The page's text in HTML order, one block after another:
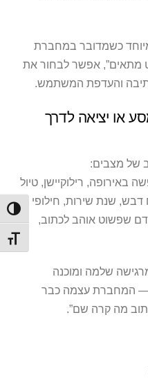
מתג
כשמדובר במחברת
מתאים”, אפשר לבחור את
והעדפת המשתמש.
או יציאה לדרך
של מצבים:
באירופה, רילוקיישן, טיול
שנת שירות, חילופי
שפשוט אוהב לכתוב,
שלמה ומוכנה
— המחברת עצמה כבר
מה קרה שם”.